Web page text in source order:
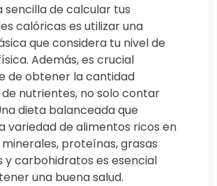
sencilla de calcular tus
calóricas es utilizar una
que considera tu nivel de
Además, es crucial
de obtener la cantidad
nutrientes, no solo contar
dieta balanceada que
variedad de alimentos ricos en
proteínas, grasas
y carbohidratos es esencial
una buena salud.